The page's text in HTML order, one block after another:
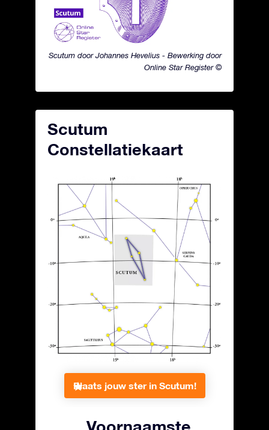
Scutum door Johannes Hevelius - Bewerking door
Online Star Register ©
Scutum
Constellatiekaart
Plaats jouw ster in Scutum!